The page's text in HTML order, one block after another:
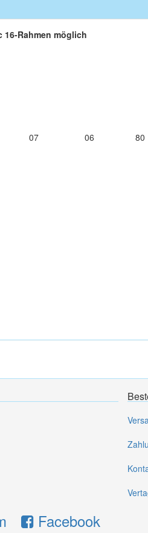
16-Rahmen möglich
07 06
Facebook